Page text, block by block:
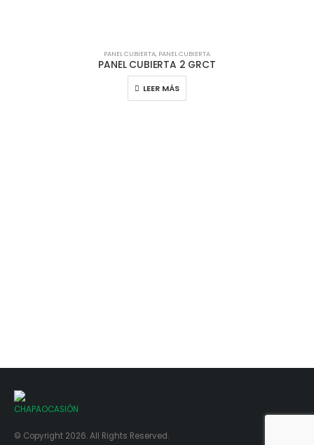
PANEL CUBIERTA, PANEL CUBIERTA
PANEL CUBIERTA 2 GRCT
LEER MÁS
© Copyright 2026. All Rights Reserved.